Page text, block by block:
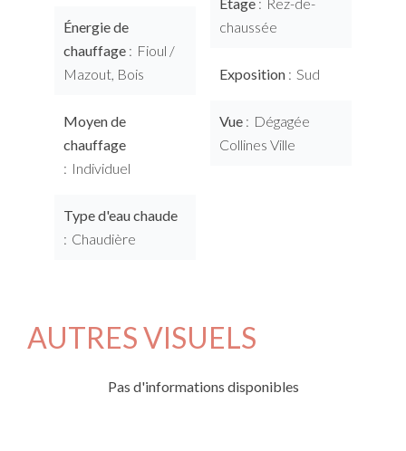
Énergie de
chauffage
Fioul /
Mazout, Bois
Moyen de
chauffage
Individuel
Type d'eau chaude
Chaudière
chaussée
Exposition Sud
Vue
Dégagée
Collines Ville
AUTRES VISUELS
Pas d'informations disponibles